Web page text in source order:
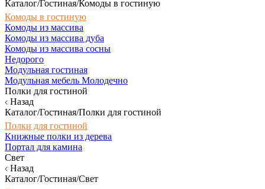
Каталог/Гостиная/Комоды в гостиную
Комоды в гостиную
Комоды из массива
Комоды из массива дуба
Комоды из массива сосны
Недорого
Модульная гостиная
Модульная мебель Молодечно
Полки для гостиной
Назад
Каталог/Гостиная/Полки для гостиной
Полки для гостиной
Книжные полки из дерева
Портал для камина
Свет
Назад
Каталог/Гостиная/Свет